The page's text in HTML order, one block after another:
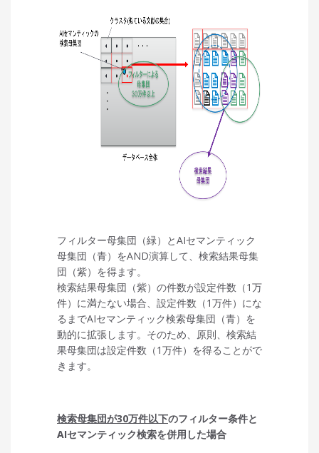
フィルター母集団（緑）とAIセマンティック
母集団（青）をAND演算して、検索結果母集
団（紫）を得ます。
検索結果母集団（紫）の件数が設定件数（1万
件）に満たない場合、設定件数（1万件）にな
るまでAIセマンティック検索母集団（青）を
動的に拡張します。そのため、原則、検索結
果母集団は設定件数（1万件）を得ることがで
きます。
検索母集団が30万件以下のフィルター条件と
AIセマンティック検索を併用した場合